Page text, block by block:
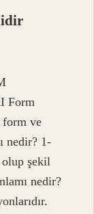
Form
form ve
nedir? 1-
şekil
nedir?